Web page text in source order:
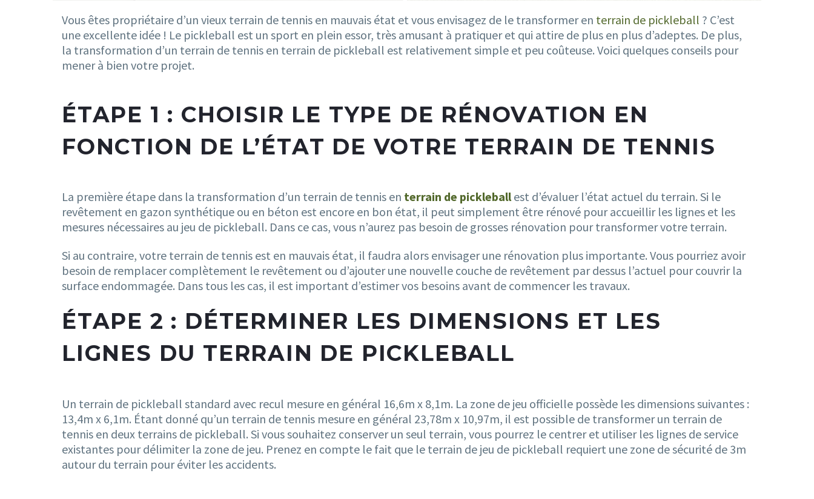
Vous êtes propriétaire d’un vieux terrain de tennis en mauvais état et vous envisagez de le transformer en terrain de pickleball ? C’est
une excellente idée ! Le pickleball est un sport en plein essor, très amusant à pratiquer et qui attire de plus en plus d’adeptes. De plus,
la transformation d’un terrain de tennis en terrain de pickleball est relativement simple et peu coûteuse. Voici quelques conseils pour
mener à bien votre projet.
ÉTAPE 1 : CHOISIR LE TYPE DE RÉNOVATION EN
FONCTION DE L’ÉTAT DE VOTRE TERRAIN DE TENNIS
La première étape dans la transformation d’un terrain de tennis en terrain de pickleballest d’évaluer l’état actuel du terrain. Si le
revêtement en gazon synthétique ou en béton est encore en bon état, il peut simplement être rénové pour accueillir les lignes et les
mesures nécessaires au jeu de pickleball. Dans ce cas, vous n’aurez pas besoin de grosses rénovation pour transformer votre terrain.
Si au contraire, votre terrain de tennis est en mauvais état, il faudra alors envisager une rénovation plus importante. Vous pourriez avoir
besoin de remplacer complètement le revêtement ou d’ajouter une nouvelle couche de revêtement par dessus l’actuel pour couvrir la
surface endommagée. Dans tous les cas, il est important d’estimer vos besoins avant de commencer les travaux.
ÉTAPE 2 : DÉTERMINER LES DIMENSIONS ET LES
LIGNES DU TERRAIN DE PICKLEBALL
Un terrain de pickleball standard avec recul mesure en général 16,6m x 8,1m. La zone de jeu officielle possède les dimensions suivantes :
13,4m x 6,1m. Étant donné qu’un terrain de tennis mesure en général 23,78m x 10,97m, il est possible de transformer un terrain de
tennis en deux terrains de pickleball. Si vous souhaitez conserver un seul terrain, vous pourrez le centrer et utiliser les lignes de service
existantes pour délimiter la zone de jeu. Prenez en compte le fait que le terrain de jeu de pickleball requiert une zone de sécurité de 3m
autour du terrain pour éviter les accidents.